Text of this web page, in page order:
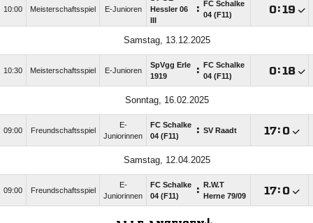
10:00 Meisterschaftsspiel E-Junioren
Hessler 06
:
FC Schalke
04 (F11)
:
Samstag, 13.12.2025
10:30 Meisterschaftsspiel E-Junioren
SpVgg Erle
1919
:
FC Schalke
04 (F11)
:
Sonntag, 16.02.2025
09:00 Freundschaftsspiel
E-
Juniorinnen
FC Schalke
04 (F11)
: SV Raadt : 
Samstag, 12.04.2025
09:00 Freundschaftsspiel
E-
Juniorinnen
FC Schalke
04 (F11)
:
R.W.T
Herne 79/​09
: 